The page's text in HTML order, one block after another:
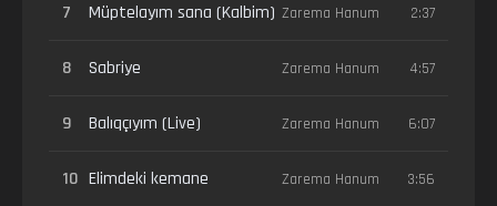
7 Müptelayım sana (Kalbim) Zarema Hanum 2:37
8 Sabriye Zarema Hanum 4:57
9 Balıqçıyım (Live) Zarema Hanum 6:07
10 Elimdeki kemane Zarema Hanum 3:56